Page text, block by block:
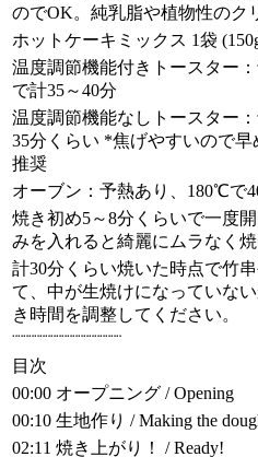
のでOK。純乳脂や植物性の
ホットケーキミックス 1袋
温度調節機能付きトースター
で計35～40分
温度調節機能なしトースター
35分くらい *焦げやすいので
推奨
オーブン：予熱あり、180℃で
焼き初め5～8分くらいで一度
みを入れると綺麗にムラなく
計30分くらい焼いた時点で竹
て、中が生焼けになっていな
き時間を調整してください。
¨¨¨¨¨¨¨¨¨¨¨¨¨¨¨¨¨¨¨¨
目次
00:00​ オープニング / Opening
00:10​ 生地作り / Making the
02:11​ 焼き上がり！ / Ready!